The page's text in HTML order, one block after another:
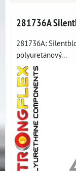
281736A
281736A:
polyuretanový...